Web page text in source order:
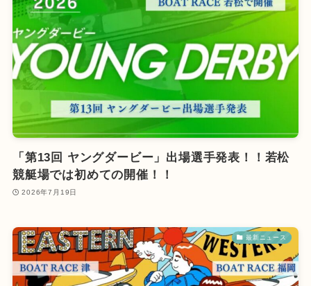
「第13回 ヤングダービー」出場選手発表！！若松
競艇場では初めての開催！！
2026年7月19日
最新ニュース